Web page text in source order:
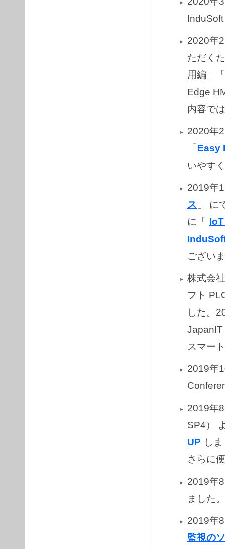
2020年
ただく
用編」
Edge
内容で
2020年
「 Easy
いやす
2019年
ス 」 に
に「
ござい
株式会
フト
した。
JapanIT
スマー
2019年
2019年
SP4）
UP し
さらに
2019年
ました。
2019年
監視の